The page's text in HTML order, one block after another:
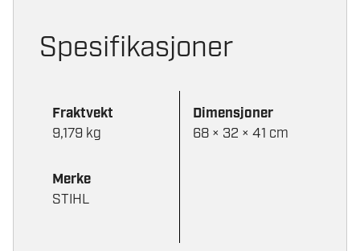
Spesifikasjoner
Fraktvekt
9,179 kg
Dimensjoner
68 × 32 × 41 cm
Merke
STIHL